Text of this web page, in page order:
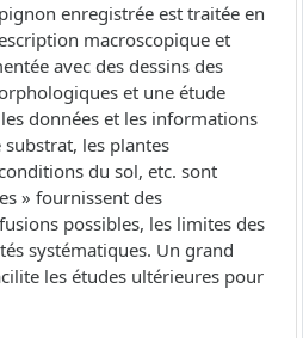
enregistrée est traitée en
macroscopique et
avec des dessins des
et une étude
données et les informations
les plantes
du sol, etc. sont
» fournissent des
possibles, les limites des
systématiques. Un grand
les études ultérieures pour